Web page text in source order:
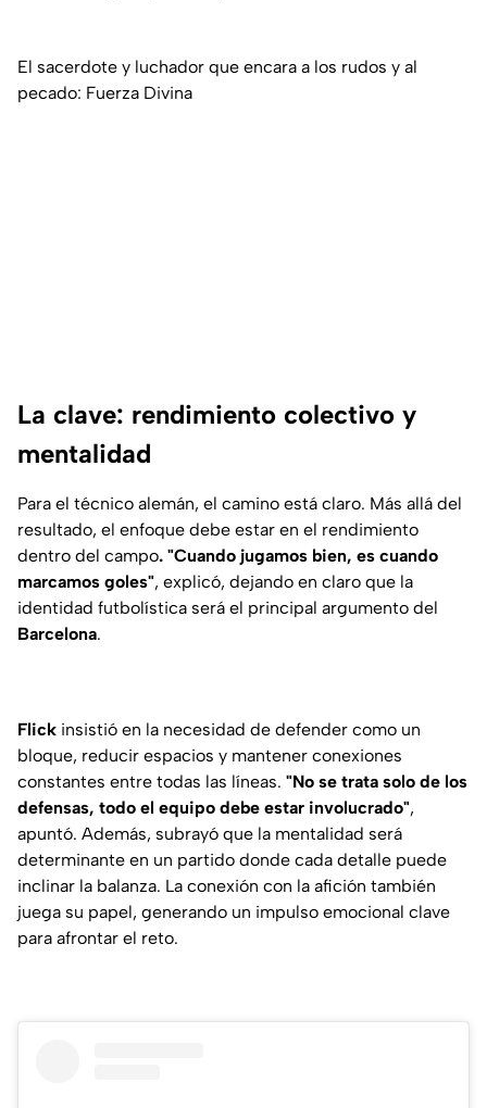
El sacerdote y luchador que encara a los rudos y al
pecado: Fuerza Divina
La clave: rendimiento colectivo y
mentalidad
Para el técnico alemán, el camino está claro. Más allá del
resultado, el enfoque debe estar en el rendimiento
dentro del campo. "Cuando jugamos bien, es cuando
marcamos goles", explicó, dejando en claro que la
identidad futbolística será el principal argumento del
Barcelona.
Flick insistió en la necesidad de defender como un
bloque, reducir espacios y mantener conexiones
constantes entre todas las líneas. "No se trata solo de los
defensas, todo el equipo debe estar involucrado",
apuntó. Además, subrayó que la mentalidad será
determinante en un partido donde cada detalle puede
inclinar la balanza. La conexión con la afición también
juega su papel, generando un impulso emocional clave
para afrontar el reto.